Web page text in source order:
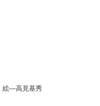
―高見基秀